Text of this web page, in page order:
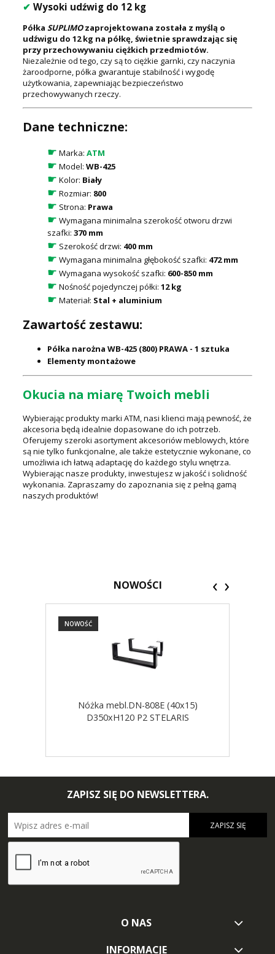
✔ Wysoki udźwig do 12 kg
Półka SUPLIMOzaprojektowana została z myślą o
udźwigu do 12 kg na półkę, świetnie sprawdzając się
przy przechowywaniu ciężkich przedmiotów.
Niezależnie od tego, czy są to ciężkie garnki, czy naczynia
żaroodporne, półka gwarantuje stabilność i wygodę
użytkowania, zapewniając bezpieczeństwo
przechowywanych rzeczy.
Dane techniczne:
☛ Marka: ATM
☛ Model: WB-425
☛ Kolor: Biały
☛ Rozmiar: 800
☛ Strona: Prawa
☛ Wymagana minimalna szerokość otworu drzwi
szafki: 370 mm
☛ Szerokość drzwi: 400 mm
☛ Wymagana minimalna głębokość szafki: 472 mm
☛ Wymagana wysokość szafki: 600-850 mm
☛ Nośność pojedynczej półki: 12 kg
☛ Materiał: Stal + aluminium
Zawartość zestawu:
Półka narożna WB-425 (800) PRAWA - 1 sztuka
Elementy montażowe
Okucia na miarę Twoich mebli
Wybierając produkty marki ATM, nasi klienci mają pewność, że
akcesoria będą idealnie dopasowane do ich potrzeb.
Oferujemy szeroki asortyment akcesoriów meblowych, które
są nie tylko funkcjonalne, ale także estetycznie wykonane, co
umożliwia ich łatwą adaptację do każdego stylu wnętrza.
Wybierając nasze produkty, inwestujesz w jakość i solidność
wykonania. Zapraszamy do zapoznania się z pełną gamą
naszych produktów!
NOWOŚCI
Nóżka mebl.DN-808E (40x15)
D350xH120 P2 STELARIS
NOWOŚĆ
‹ ›
ZAPISZ SIĘ DO NEWSLETTERA.
ZAPISZ SIĘ
O NAS
INFORMACJE